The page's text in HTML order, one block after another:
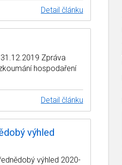
Detail článku
Zpráva
hospodaření
Detail článku
výhled
výhled 2020-